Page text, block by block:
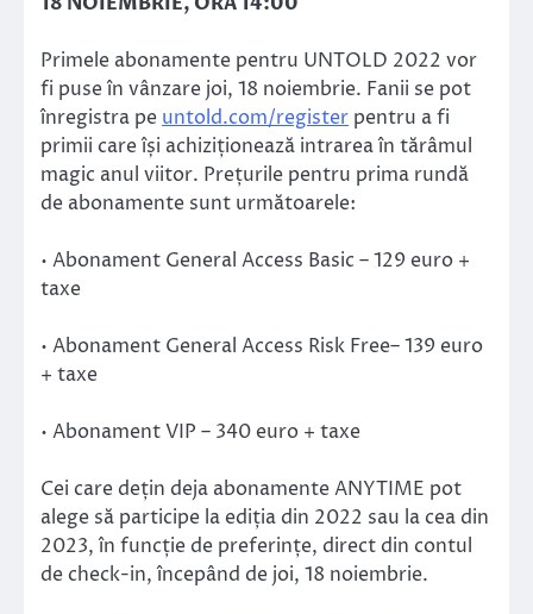
Primele abonamente pentru UNTOLD 2022 vor
fi puse în vânzare joi, 18 noiembrie. Fanii se pot
înregistra pe untold.com/register pentru a fi
primii care își achiziționează intrarea în tărâmul
magic anul viitor. Prețurile pentru prima rundă
de abonamente sunt următoarele:
• Abonament General Access Basic – 129 euro +
taxe
• Abonament General Access Risk Free– 139 euro
+ taxe
• Abonament VIP – 340 euro + taxe
Cei care dețin deja abonamente ANYTIME pot
alege să participe la ediția din 2022 sau la cea din
2023, în funcție de preferințe, direct din contul
de check-in, începând de joi, 18 noiembrie.